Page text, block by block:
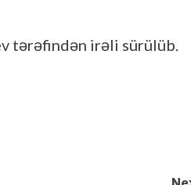
tərəfindən irəli sürülüb.